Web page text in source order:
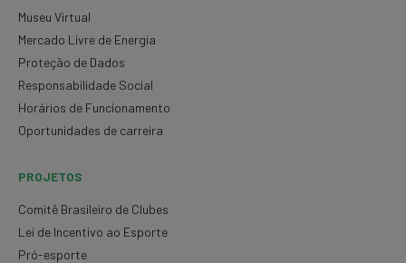
Museu Virtual
Mercado Livre de Energia
Proteção de Dados
Responsabilidade Social
Horários de Funcionamento
Oportunidades de carreira
PROJETOS
Comitê Brasileiro de Clubes
Lei de Incentivo ao Esporte
Pró-esporte